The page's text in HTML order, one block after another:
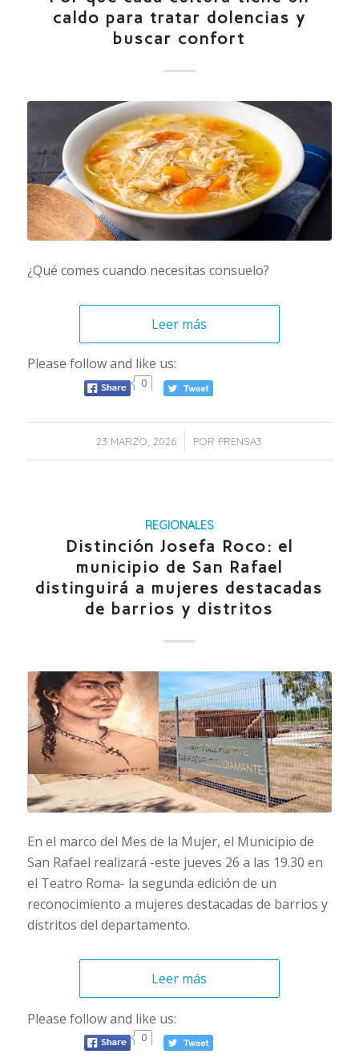
caldo para tratar dolencias y
buscar confort
¿Qué comes cuando necesitas consuelo?
Leer más
Please follow and like us:
0
23 MARZO, 2026
/ POR PRENSA3
REGIONALES
Distinción Josefa Roco: el
municipio de San Rafael
distinguirá a mujeres destacadas
de barrios y distritos
En el marco del Mes de la Mujer, el Municipio de
San Rafael realizará -este jueves 26 a las 19.30 en
el Teatro Roma- la segunda edición de un
reconocimiento a mujeres destacadas de barrios y
distritos del departamento.
Leer más
Please follow and like us:
0